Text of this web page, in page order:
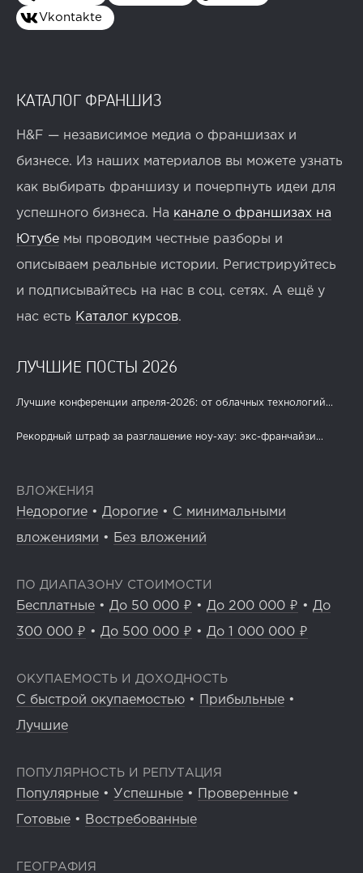
Vkontakte
КАТАЛОГ ФРАНШИЗ
H&F — независимое медиа о франшизах и
бизнесе. Из наших материалов вы можете узнать
как выбирать франшизу и почерпнуть идеи для
успешного бизнеса. На канале о франшизах на
Ютубе мы проводим честные разборы и
описываем реальные истории. Регистрируйтесь
и подписывайтесь на нас в соц. сетях. А ещё у
нас есть Каталог курсов.
ЛУЧШИЕ ПОСТЫ 2026
Лучшие конференции апреля-2026: от облачных технологий...
Рекордный штраф за разглашение ноу-хау: экс-франчайзи...
ВЛОЖЕНИЯ
Недорогие • Дорогие • С минимальными
вложениями • Без вложений
ПО ДИАПАЗОНУ СТОИМОСТИ
Бесплатные • До 50 000 ₽ • До 200 000 ₽ • До
300 000 ₽ • До 500 000 ₽ • До 1 000 000 ₽
ОКУПАЕМОСТЬ И ДОХОДНОСТЬ
С быстрой окупаемостью • Прибыльные •
Лучшие
ПОПУЛЯРНОСТЬ И РЕПУТАЦИЯ
Популярные • Успешные • Проверенные •
Готовые • Востребованные
ГЕОГРАФИЯ